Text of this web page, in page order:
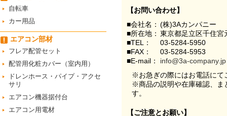
自転車
カー用品
エアコン部材
フレア配管セット
配管用化粧カバー（室内用）
ドレンホース・パイプ・アクセ
サリ
エアコン機器据付台
エアコン用電材
【お問い合わせ】
■会社名： (株)3Aカンパニー
■所在地： 東京都足立区千住
■TEL：
03-5284-5950
■FAX：
03-5284-5953
■E-mail：
info@3a-company.jp
※お急ぎの際にはお電話にて
※商品の説明や在庫確認、ま
す。
【ご注意とお願い】